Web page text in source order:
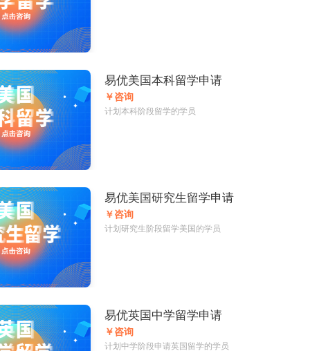
易优美国本科留学申请
￥咨询
计划本科阶段留学的学员
易优美国研究生留学申请
￥咨询
计划研究生阶段留学美国的学员
易优英国中学留学申请
￥咨询
计划中学阶段申请英国留学的学员